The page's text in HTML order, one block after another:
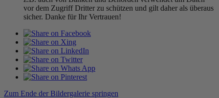
vor dem Zugriff Dritter zu schützen und gilt daher als überaus
sicher. Danke für Ihr Vertrauen!
Zum Ende der Bildergalerie springen